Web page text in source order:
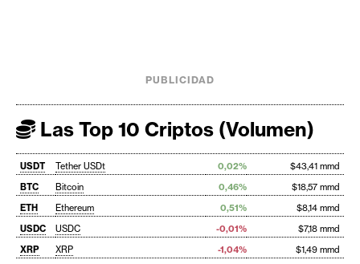
PUBLICIDAD
Las Top 10 Criptos (Volumen)
USDT Tether USDt 0,02%
$43,41 mmd
BTC
Bitcoin 0,46%
$18,57 mmd
ETH
Ethereum 0,51%
$8,14 mmd
USDC
USDC -0,01%
$7,18 mmd
XRP
XRP -1,04%
$1,49 mmd